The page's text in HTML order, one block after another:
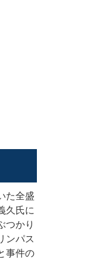
た全盛
久氏に
つかり
ンパス
事件の